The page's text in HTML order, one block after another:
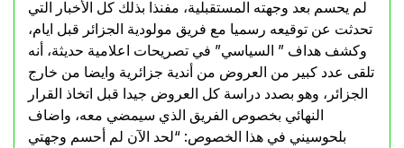
لم يحسم بعد وجهته المستقبلية، مفنذا بذلك كل الأخبار التي
تحدثت عن توقيعه رسميا مع فريق مولودية الجزائر قبل ايام،
وكشف هداف ” السياسي” في تصريحات اعلامية حديثة، أنه
تلقى عدد كبير من العروض من أندية جزائرية وايضا من خارج
الجزائر، وهو بصدد دراسة كل العروض جيدا قبل اتخاذ القرار
النهائي بخصوص الفريق الذي سيمضي معه، واضاف
بلحوسيني في هذا الخصوص: “لحد الآن لم أحسم وجهتي